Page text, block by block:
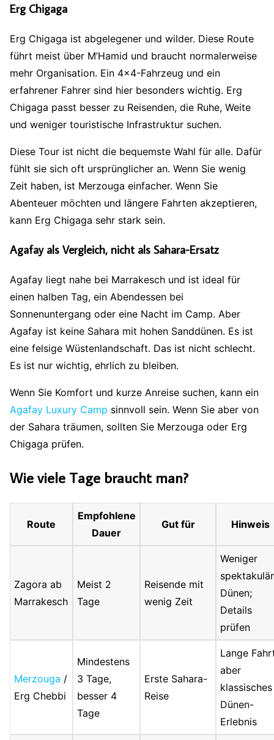
Erg Chigaga
Erg Chigaga ist abgelegener und wilder. Diese Route
führt meist über M’Hamid und braucht normalerweise
mehr Organisation. Ein 4×4-Fahrzeug und ein
erfahrener Fahrer sind hier besonders wichtig. Erg
Chigaga passt besser zu Reisenden, die Ruhe, Weite
und weniger touristische Infrastruktur suchen.
Diese Tour ist nicht die bequemste Wahl für alle. Dafür
fühlt sie sich oft ursprünglicher an. Wenn Sie wenig
Zeit haben, ist Merzouga einfacher. Wenn Sie
Abenteuer möchten und längere Fahrten akzeptieren,
kann Erg Chigaga sehr stark sein.
Agafay als Vergleich, nicht als Sahara-Ersatz
Agafay liegt nahe bei Marrakesch und ist ideal für
einen halben Tag, ein Abendessen bei
Sonnenuntergang oder eine Nacht im Camp. Aber
Agafay ist keine Sahara mit hohen Sanddünen. Es ist
eine felsige Wüstenlandschaft. Das ist nicht schlecht.
Es ist nur wichtig, ehrlich zu bleiben.
Wenn Sie Komfort und kurze Anreise suchen, kann ein
Agafay Luxury Camp sinnvoll sein. Wenn Sie aber von
der Sahara träumen, sollten Sie Merzouga oder Erg
Chigaga prüfen.
Wie viele Tage braucht man?
Route
Empfohlene
Dauer
Gut für Hinweis
Zagora ab
Marrakesch
Meist 2
Tage
Reisende mit
wenig Zeit
Weniger
Dünen;
Details
prüfen
Merzouga /
Erg Chebbi
Mindestens
3 Tage,
besser 4
Tage
Erste Sahara-
Reise
Lange
aber
klassisches
Dünen-
Erlebnis